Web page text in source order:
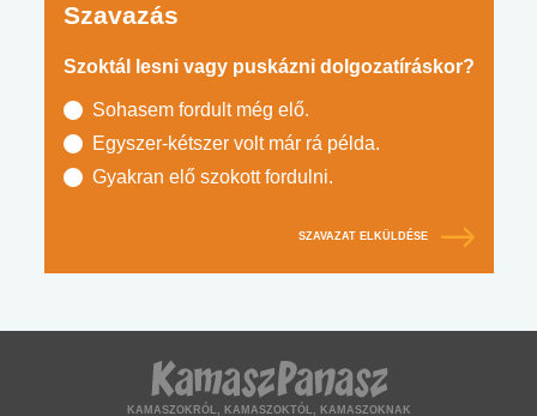
Szavazás
Szoktál lesni vagy puskázni dolgozatíráskor?
Sohasem fordult még elő.
Egyszer-kétszer volt már rá példa.
Gyakran elő szokott fordulni.
SZAVAZAT ELKÜLDÉSE
KAMASZOKRÓL, KAMASZOKTÓL, KAMASZOKNAK